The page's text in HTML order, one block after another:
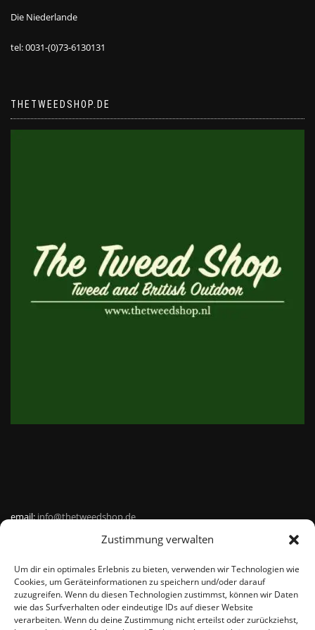
Zustimmung verwalten
Um dir ein optimales Erlebnis zu bieten, verwenden wir Technologien wie
Cookies, um Geräteinformationen zu speichern und/oder darauf
zuzugreifen. Wenn du diesen Technologien zustimmst, können wir Daten
wie das Surfverhalten oder eindeutige IDs auf dieser Website
verarbeiten. Wenn du deine Zustimmung nicht erteilst oder zurückziehst,
Die Niederlande
tel: 0031-(0)73-6130131
THETWEEDSHOP.DE
email:info@thetweedshop.de
Kvk Nummer: 88959732
MWSnr: NL864836247B01